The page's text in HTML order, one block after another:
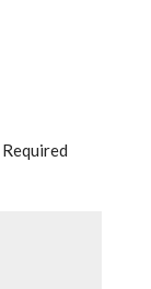
Required